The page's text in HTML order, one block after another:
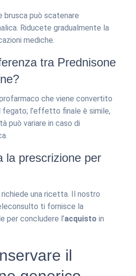
brusca può scatenare
Riducete gradualmente la
mediche.
tra Prednisone
che viene convertito
fegato; l’effetto finale è simile,
può variare in caso di
la prescrizione per
una ricetta. Il nostro
ti fornisce la
per concludere l’acquisto in
il